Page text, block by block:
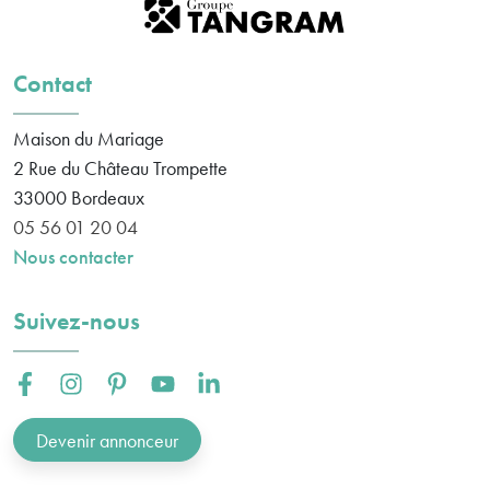
Contact
Maison du Mariage
2 Rue du Château Trompette
33000 Bordeaux
05 56 01 20 04
Nous contacter
Suivez-nous
Facebook :Instagram :Pinterest :Youtube :Linkedin :
Devenir annonceur